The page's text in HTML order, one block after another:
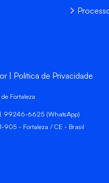
Política de Privacidade
Fortaleza
99246-6625 (WhatsApp)
905 - Fortaleza / CE - Brasil